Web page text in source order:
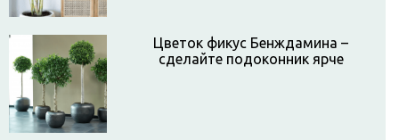
Цветок фикус Бенждамина –
сделайте подоконник ярче